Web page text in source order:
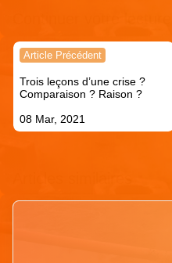
Navigation
l’article
Article Précédent
Trois leçons d’une crise ?
Comparaison ? Raison ?
08 Mar, 2021